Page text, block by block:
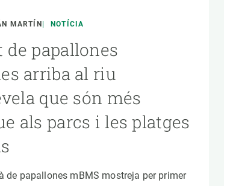
MARTÍN NOTÍCIA
papallones
arriba al riu
que són més
als parcs i les platges
de papallones mBMS mostreja per primer
Canvi global
Observació de la terra